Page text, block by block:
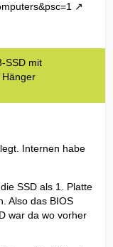
SSD mit
Internen habe
SSD als 1. Platte
Also das BIOS
war da wo vorher